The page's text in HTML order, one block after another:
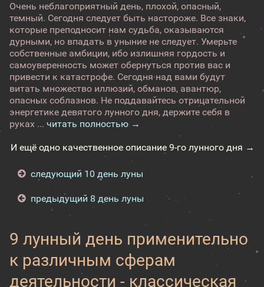
Очень неблагоприятный день, плохой, опасный,
темный. Сегодня следует быть настороже. Все знаки,
которые преподносит нам судьба, оказываются
дурными, но впадать в уныние не следует. Умерьте
собственные амбиции, ибо излишняя гордость и
самоуверенность может обернуться против вас и
привести к катастрофе. Сегодня над вами будут
витать множество иллюзий, обманов, авантюр,
опасных соблазнов. Не поддавайтесь отрицательной
энергетике девятого лунного дня, держите себя в
руках ... читать полностью →
И ещё одно качественное описание 9-го лунного дня →
следующий 10 день луны
предыдущий 8 день луны
9 лунный день применительно
к различным сферам
деятельности - классическая